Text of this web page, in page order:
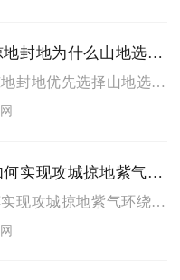
攻城掠地封地为什么山地选址重要
攻城掠地封地优先选择山地选址，核心是山地兼具专属战车资源产出...
夏侯如何实现攻城掠地紫气环绕
夏侯惇实现攻城掠地紫气环绕，核心是将其晋升为紫将并完成觉醒，...